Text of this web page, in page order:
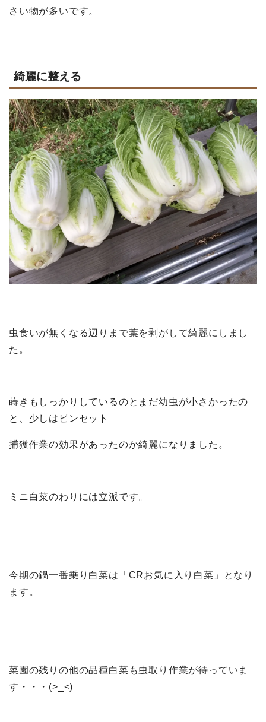
さい物が多いです。
綺麗に整える
虫食いが無くなる辺りまで葉を剥がして綺麗にしまし
た。
蒔きもしっかりしているのとまだ幼虫が小さかったの
と、少しはピンセット
捕獲作業の効果があったのか綺麗になりました。
ミニ白菜のわりには立派です。
今期の鍋一番乗り白菜は「CRお気に入り白菜」となり
ます。
菜園の残りの他の品種白菜も虫取り作業が待っていま
す・・・(>_<)